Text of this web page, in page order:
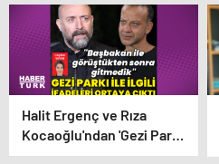
Halit Ergenç ve Rıza
Kocaoğlu'ndan 'Gezi Parkı'
ifadesi – Magazin